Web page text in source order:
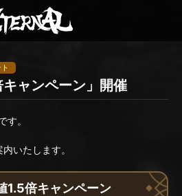
キャンペーン」開催
す。
いたします。
1.5倍キャンペーン